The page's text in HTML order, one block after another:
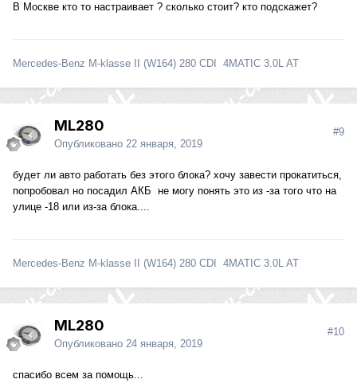
В Москве кто то настраивает ? сколько стоит? кто подскажет?
Mercedes-Benz M-klasse II (W164) 280 CDI 4MATIC 3.0L AT
ML280
Опубликовано 22 января, 2019
#9
будет ли авто работать без этого блока? хочу завести прокатиться,
попробовал но посадил АКБ не могу понять это из -за того что на
улице -18 или из-за блока....
Mercedes-Benz M-klasse II (W164) 280 CDI 4MATIC 3.0L AT
ML280
Опубликовано 24 января, 2019
#10
спасибо всем за помощь...